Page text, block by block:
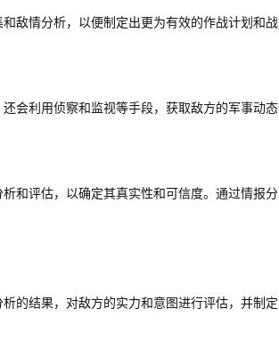
敌情分析，以便制定出更为有效的作战计划和战
会利用侦察和监视等手段，获取敌方的军事动态
和评估，以确定其真实性和可信度。通过情报分
的结果，对敌方的实力和意图进行评估，并制定